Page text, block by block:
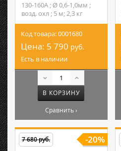
130-160А ; Ø 0,6-1,0мм ;
возд. охл ; 5 м; 2,3 кг
Код товара: 0001680
Цена: 5 790 руб.
Есть в наличии
В КОРЗИНУ
Сравнить ›
-20%
7 680 руб.